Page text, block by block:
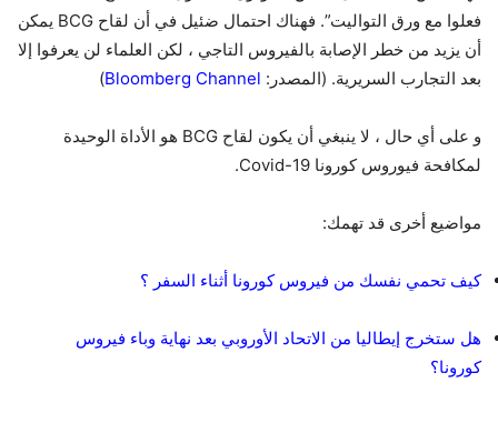
فعلوا مع ورق التواليت”. فهناك احتمال ضئيل في أن لقاح BCG يمكن
أن يزيد من خطر الإصابة بالفيروس التاجي ، لكن العلماء لن يعرفوا إلا
بعد التجارب السريرية. (المصدر: Bloomberg Channel
)
و على أي حال ، لا ينبغي أن يكون لقاح BCG هو الأداة الوحيدة
لمكافحة فيوروس كورونا Covid-19.
مواضيع أخرى قد تهمك:
كيف تحمي نفسك من فيروس كورونا أثناء السفر ؟
هل ستخرج إيطاليا من الاتحاد الأوروبي بعد نهاية وباء فيروس
كورونا؟